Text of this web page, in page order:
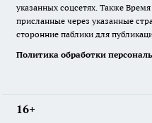
указанных соцсетях. Также
присланные через указанные
сторонние паблики для
Политика обработки
16+